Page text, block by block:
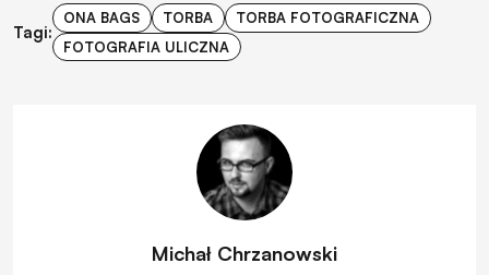
Tagi:
ONA BAGS TORBA
TORBA FOTOGRAFICZNA
FOTOGRAFIA ULICZNA
Michał Chrzanowski